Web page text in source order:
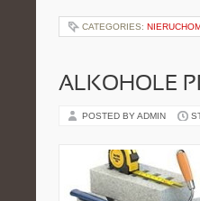
CATEGORIES:
ALKOHOLE
POSTED BY ADMIN